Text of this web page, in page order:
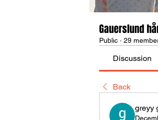
Gauerslund
Public · 29
Discussion
Back
greyy